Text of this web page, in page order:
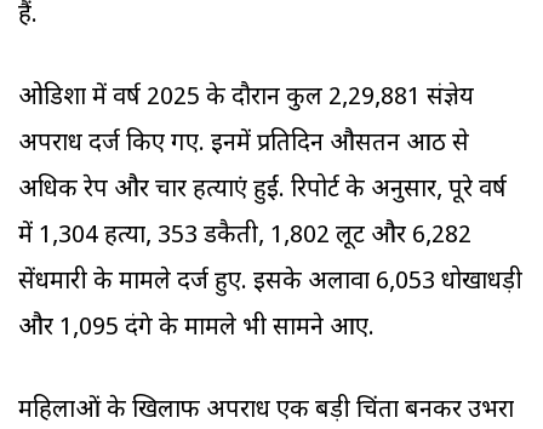
हैं.
ओडिशा में वर्ष 2025 के दौरान कुल 2,29,881 संज्ञेय
अपराध दर्ज किए गए. इनमें प्रतिदिन औसतन आठ से
अधिक रेप और चार हत्याएं हुईं. रिपोर्ट के अनुसार, पूरे वर्ष
में 1,304 हत्या, 353 डकैती, 1,802 लूट और 6,282
सेंधमारी के मामले दर्ज हुए. इसके अलावा 6,053 धोखाधड़ी
और 1,095 दंगे के मामले भी सामने आए.
महिलाओं के खिलाफ अपराध एक बड़ी चिंता बनकर उभरा